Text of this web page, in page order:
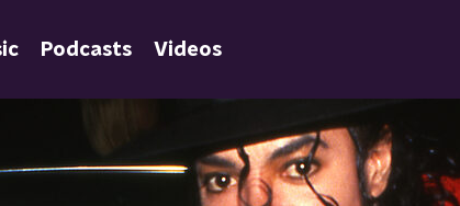
Podcasts Videos